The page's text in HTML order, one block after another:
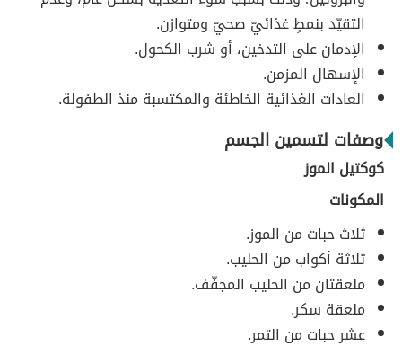
التقيّد بنمطٍ غذائيّ صحيّ ومتوازن.
الإدمان على التدخين، أو شرب الكحول.
الإسهال المزمن.
العادات الغذائية الخاطئة والمكتسبة منذ الطفولة.
وصفات لتسمين الجسم
كوكتيل الموز
المكونات
ثلاث حبات من الموز.
ثلاثة أكواب من الحليب.
ملعقتان من الحليب المجفّف.
ملعقة سكر.
عشر حبات من التمر.